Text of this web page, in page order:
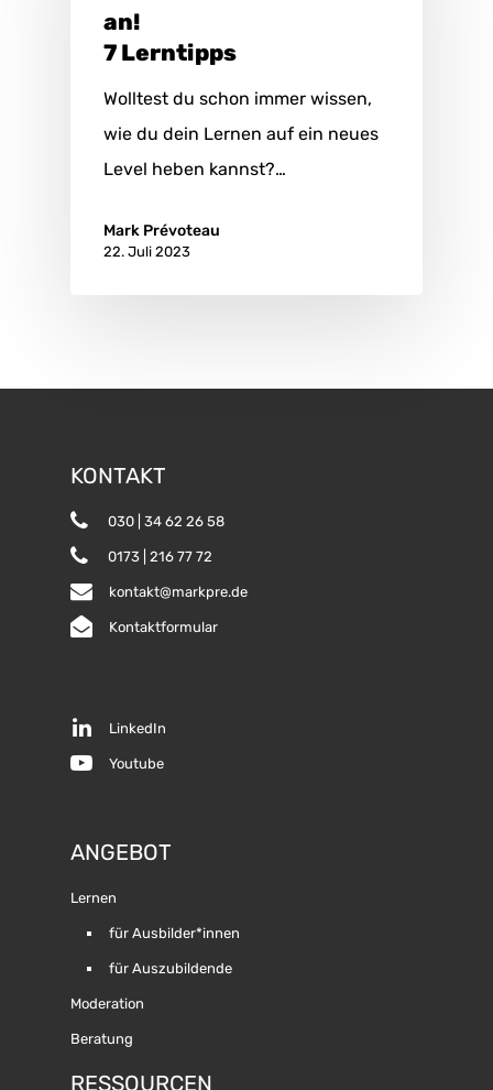
an!
7 Lerntipps
Wolltest du schon immer wissen,
wie du dein Lernen auf ein neues
Level heben kannst?…
Mark Prévoteau
22. Juli 2023
KONTAKT
030 | 34 62 26 58
0173 | 216 77 72
kontakt@markpre.de
Kontaktformular
LinkedIn
Youtube
ANGEBOT
Lernen
für Ausbilder*innen
für Auszubildende
Moderation
Beratung
RESSOURCEN